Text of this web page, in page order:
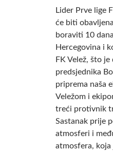
Lider Prve lige
će biti
boraviti 10
Hercegovina i
FK Velež, što
predsjednika
priprema naša
Veležom i
treći protivnik
Sastanak prije
atmosferi i
atmosfera,